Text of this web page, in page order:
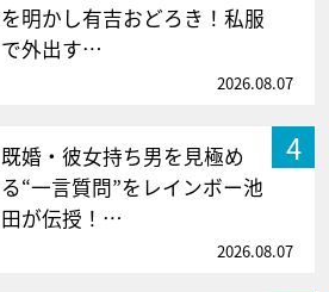
を明かし有吉おどろき！私服
で外出す…
2026.08.07
4
既婚・彼女持ち男を見極め
る“一言質問”をレインボー池
田が伝授！…
2026.08.07